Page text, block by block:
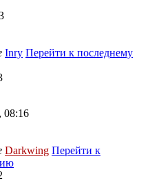
Inry Перейти к последнему
08:16
Darkwing Перейти к